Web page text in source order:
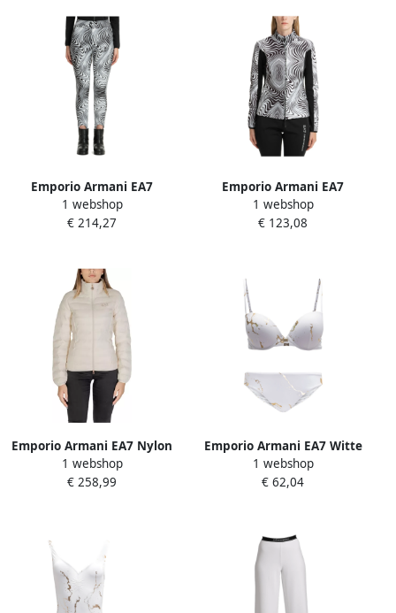
Emporio Armani EA7
Abstract Multicolor Ski
Broek White Dames
1 webshop
€ 214,27
Emporio Armani EA7
Abstract Multicolor Rits-
Sweatshirt White Dames
1 webshop
€ 123,08
Emporio Armani EA7 Nylon
Jas Herfst Winter Collectie
Vrouwen Beige Dames
1 webshop
€ 258,99
Emporio Armani EA7 Witte
Bikini Set 911026-2R410-
3320 White Dames
1 webshop
€ 62,04